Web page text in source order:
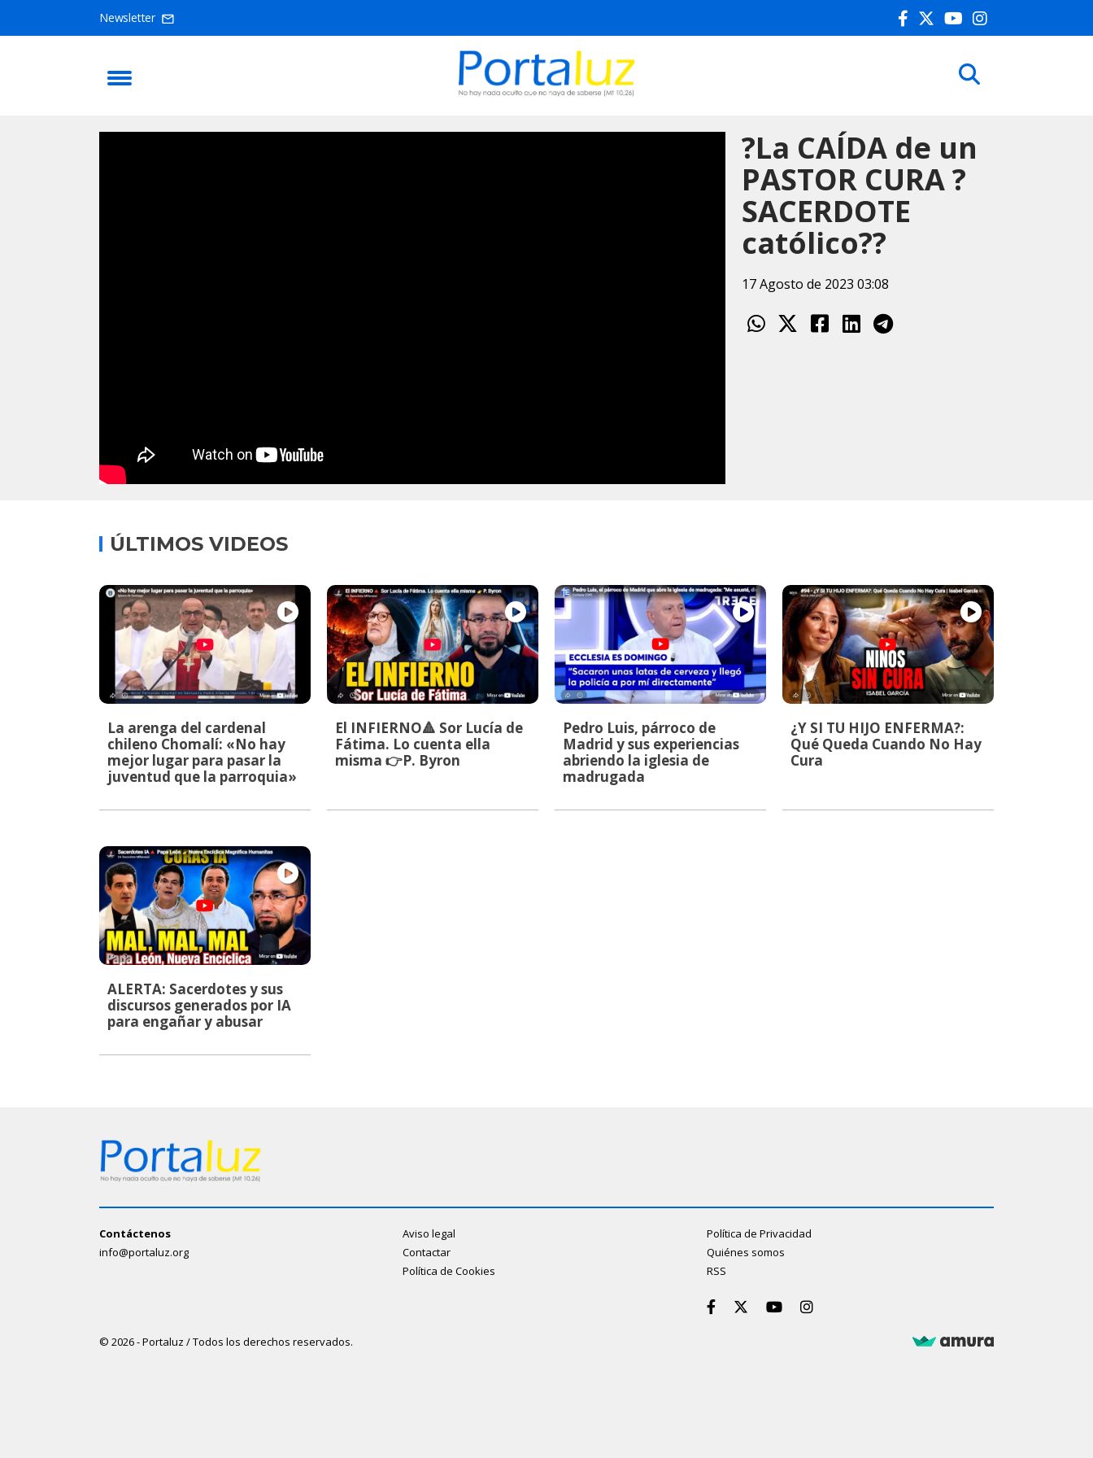
Newsletter
?La CAÍDA de un
PASTOR CURA ?
SACERDOTE
católico??
17 Agosto de 2023 03:08
ÚLTIMOS VIDEOS
La arenga del cardenal
chileno Chomalí: «No hay
mejor lugar para pasar la
juventud que la parroquia»
El INFIERNO🔺 Sor Lucía de
Fátima. Lo cuenta ella
misma 👉P. Byron
Pedro Luis, párroco de
Madrid y sus experiencias
abriendo la iglesia de
madrugada
¿Y SI TU HIJO ENFERMA?:
Qué Queda Cuando No Hay
Cura
ALERTA: Sacerdotes y sus
discursos generados por IA
para engañar y abusar
Contáctenos
info@portaluz.org
Aviso legal
Contactar
Política de Cookies
Política de Privacidad
Quiénes somos
RSS
© 2026 - Portaluz / Todos los derechos reservados.